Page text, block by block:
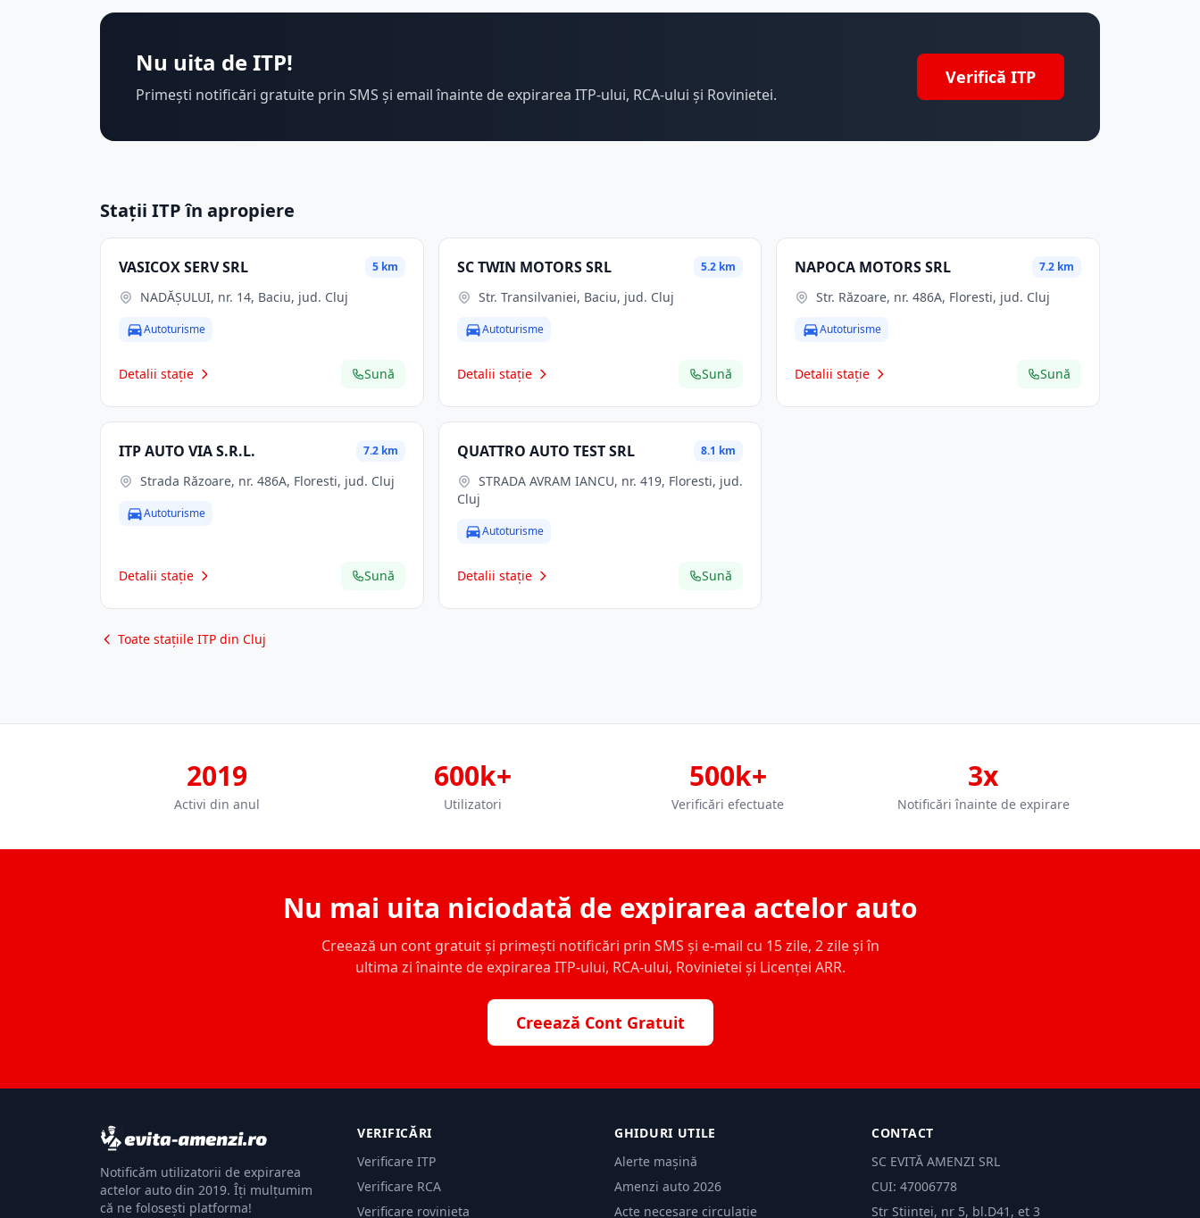
Nu uita de ITP!
Primești notificări gratuite prin SMS și email înainte de expirarea ITP-ului, RCA-ului și Rovinietei.
Verifică ITP
Stații ITP în apropiere
VASICOX SERV SRL 5 km
NADĂȘULUI, nr. 14, Baciu, jud. Cluj
Autoturisme
Detalii stație Sună
SC TWIN MOTORS SRL 5.2 km
Str. Transilvaniei, Baciu, jud. Cluj
Autoturisme
Detalii stație Sună
NAPOCA MOTORS SRL 7.2 km
Str. Răzoare, nr. 486A, Floresti, jud. Cluj
Autoturisme
Detalii stație Sună
ITP AUTO VIA S.R.L. 7.2 km
Strada Răzoare, nr. 486A, Floresti, jud. Cluj
Autoturisme
Detalii stație Sună
QUATTRO AUTO TEST SRL 8.1 km
Cluj
Autoturisme
Detalii stație Sună
Toate stațiile ITP din Cluj
2019
Activi din anul
600k+
Utilizatori
500k+
Verificări efectuate
3x
Notificări înainte de expirare
Nu mai uita niciodată de expirarea actelor auto
Creează un cont gratuit și primești notificări prin SMS și e-mail cu 15 zile, 2 zile și în
ultima zi înainte de expirarea ITP-ului, RCA-ului, Rovinietei și Licenței ARR.
Creează Cont Gratuit
Notificăm utilizatorii de expirarea
actelor auto din 2019. Îți mulțumim
că ne folosești platforma!
VERIFICĂRI
Verificare ITP
Verificare RCA
Verificare rovinieta
GHIDURI UTILE
Alerte mașină
Amenzi auto 2026
Acte necesare circulație
CONTACT
SC EVITĂ AMENZI SRL
CUI: 47006778
Str Științei, nr 5, bl.D41, et 3